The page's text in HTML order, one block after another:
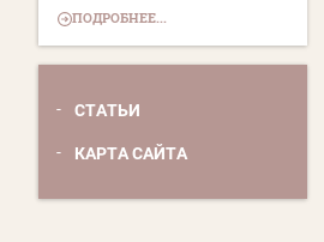
ПОДРОБНЕЕ...
СТАТЬИ
КАРТА САЙТА